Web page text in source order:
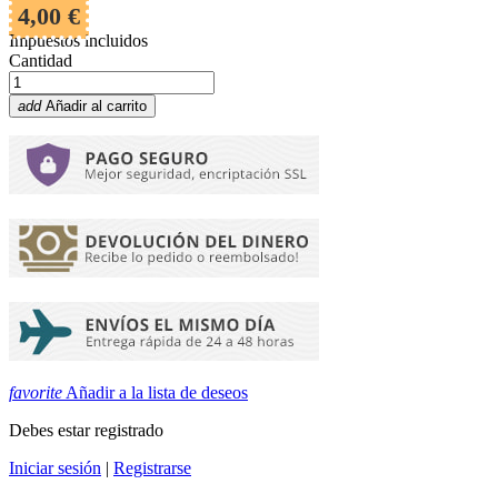
4,00 €
Impuestos incluidos
Cantidad
add Añadir al carrito
favorite Añadir a la lista de deseos
Debes estar registrado
Iniciar sesión | Registrarse